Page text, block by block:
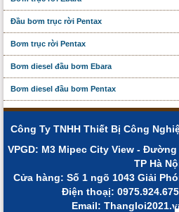
Đầu bơm trục rời Pentax
Bơm trục rời Pentax
Bơm diesel đầu bơm Ebara
Bơm diesel đầu bơm Pentax
Công Ty TNHH Thiết Bị Công
VPGD: M3 Mipec City View -
TP Hà
Cửa hàng: Số 1 ngõ 1043 Giải
Điện thoạị:
Email: